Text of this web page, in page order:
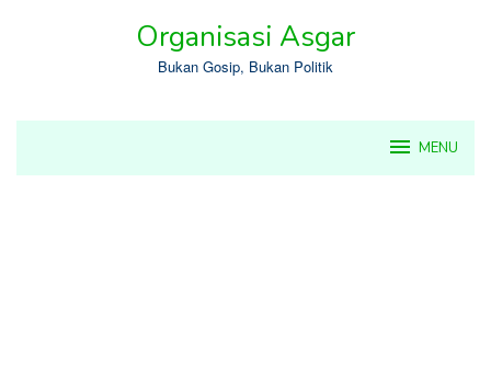
Organisasi Asgar
Bukan Gosip, Bukan Politik
MENU